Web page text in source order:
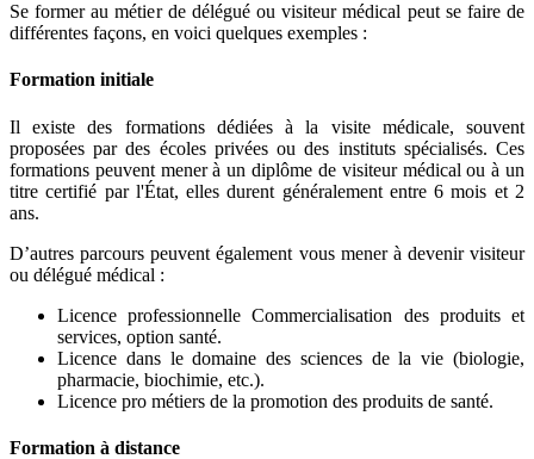
Se former au métier de délégué ou visiteur médical peut se faire de
différentes façons, en voici quelques exemples :
Formation initiale
Il existe des formations dédiées à la visite médicale, souvent
proposées par des écoles privées ou des instituts spécialisés. Ces
formations peuvent mener à un diplôme de visiteur médical ou à un
titre certifié par l'État, elles durent généralement entre 6 mois et 2
ans.
D’autres parcours peuvent également vous mener à devenir visiteur
ou délégué médical :
Licence professionnelle Commercialisation des produits et
services, option santé.
Licence dans le domaine des sciences de la vie (biologie,
pharmacie, biochimie, etc.).
Licence pro métiers de la promotion des produits de santé.
Formation à distance